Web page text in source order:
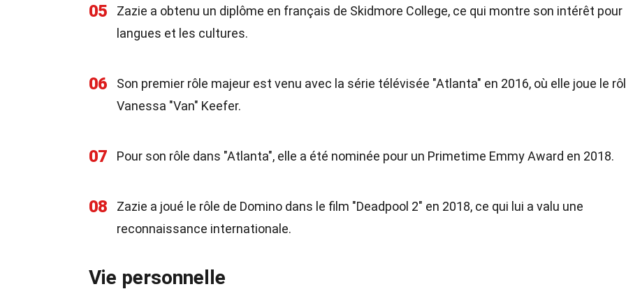
05
Zazie a obtenu un diplôme en français de Skidmore College, ce qui montre son intérêt pour
langues et les cultures.
06
Son premier rôle majeur est venu avec la série télévisée "Atlanta" en 2016, où elle joue le
Vanessa "Van" Keefer.
07 Pour son rôle dans "Atlanta", elle a été nominée pour un Primetime Emmy Award en 2018.
08
Zazie a joué le rôle de Domino dans le film "Deadpool 2" en 2018, ce qui lui a valu une
reconnaissance internationale.
Vie personnelle